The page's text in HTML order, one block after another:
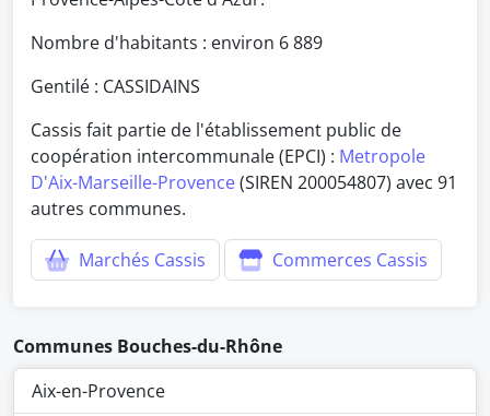
Nombre d'habitants : environ 6 889
Gentilé : CASSIDAINS
Cassis fait partie de l'établissement public de
coopération intercommunale (EPCI) : Metropole
D'Aix-Marseille-Provence(SIREN 200054807) avec 91
autres communes.
Marchés Cassis Commerces Cassis
Communes Bouches-du-Rhône
Aix-en-Provence